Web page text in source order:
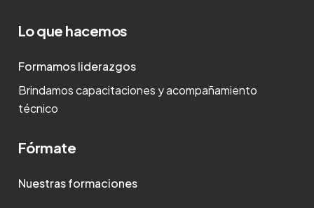
Lo que hacemos
Formamos liderazgos
Brindamos capacitaciones y acompañamiento
técnico
Fórmate
Nuestras formaciones